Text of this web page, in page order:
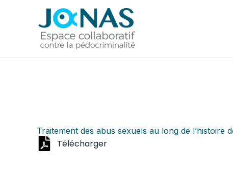
Traitement des abus sexuels au long de l’histoire
Télécharger